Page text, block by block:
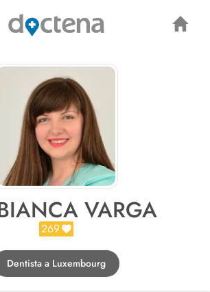
VARGA
269
Dentista a Luxembourg